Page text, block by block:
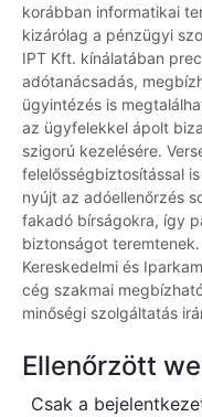
korábban informatikai
kizárólag a pénzügyi
IPT Kft. kínálatában
adótanácsadás,
ügyintézés is
az ügyfelekkel ápolt
szigorú kezelésére.
felelősségbiztosítással
nyújt az adóellenőrzés
fakadó bírságokra, így
biztonságot
Kereskedelmi és
cég szakmai
minőségi szolgáltatás
Ellenőrzött
Csak a